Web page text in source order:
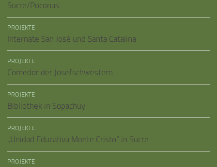
Sucre/Poconas
PROJEKTE
Internate San José und Santa Catalina
PROJEKTE
Comedor der Josefschwestern
PROJEKTE
Bibliothek in Sopachuy
PROJEKTE
„Unidad Educativa Monte Cristo“ in Sucre
PROJEKTE